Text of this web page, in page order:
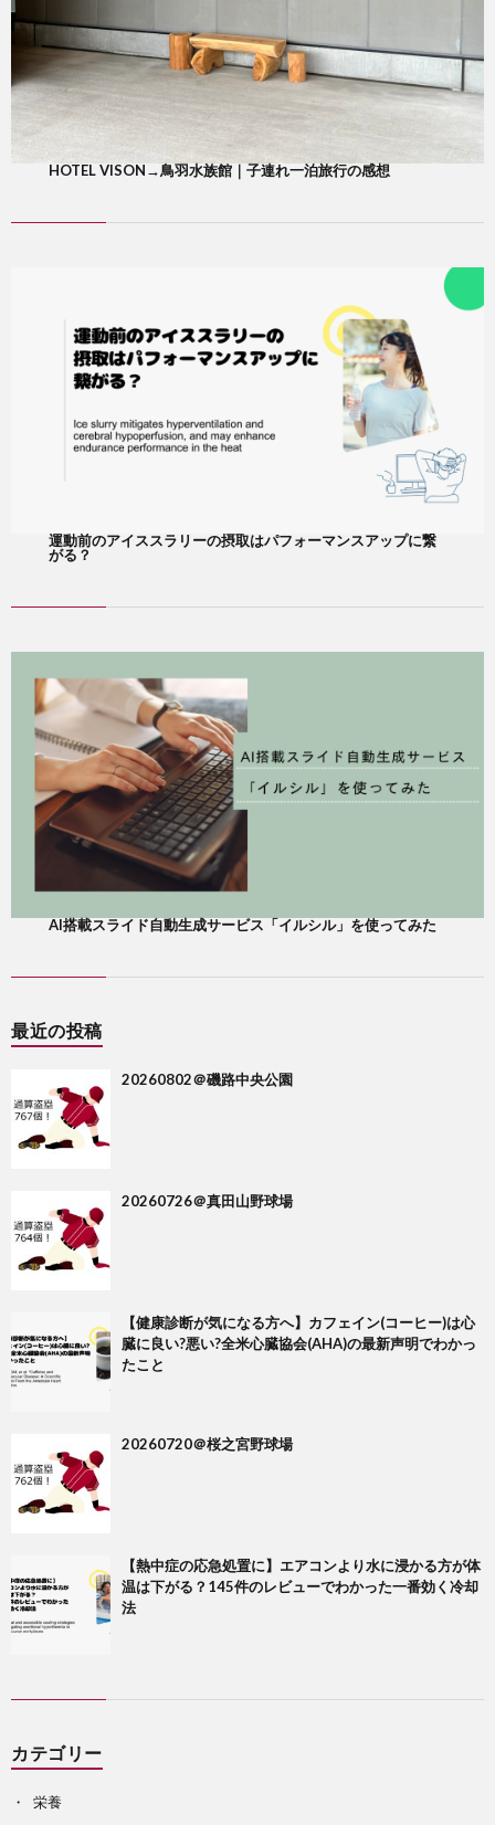
HOTEL VISON→鳥羽水族館｜子連れ一泊旅行の感想
運動前のアイススラリーの摂取はパフォーマンスアップに繋
がる？
AI搭載スライド自動生成サービス「イルシル」を使ってみた
最近の投稿
20260802＠磯路中央公園
20260726＠真田山野球場
【健康診断が気になる方へ】カフェイン(コーヒー)は心
臓に良い?悪い?全米心臓協会(AHA)の最新声明でわかっ
たこと
20260720＠桜之宮野球場
【熱中症の応急処置に】エアコンより水に浸かる方が体
温は下がる？145件のレビューでわかった一番効く冷却
法
カテゴリー
栄養